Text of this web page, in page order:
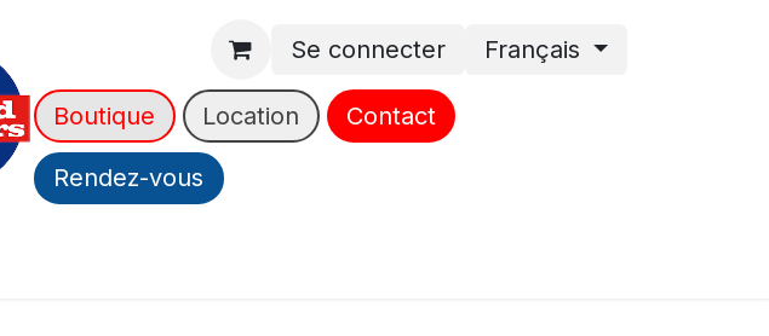
Se connecter Français
Boutique Location Contact
Rendez-vous